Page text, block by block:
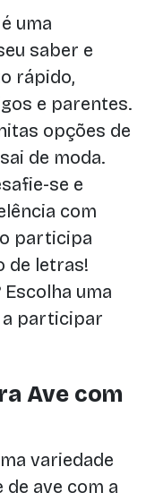
uma
saber e
rápido,
e parentes.
opções de
de moda.
se e
com
participa
de letras!
uma
a participar
Ave com
variedade
ave com a